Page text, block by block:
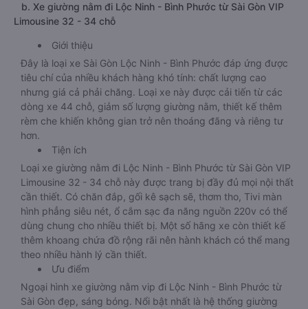
b. Xe giường nằm đi Lộc Ninh - Bình Phước từ Sài Gòn VIP
Limousine 32 - 34 chỗ
Giới thiệu
Đây là loại xe Sài Gòn Lộc Ninh - Bình Phước đáp ứng được
tiêu chí của nhiều khách hàng khó tính: chất lượng cao
nhưng giá cả phải chăng. Loại xe này được cải tiến từ các
dòng xe 44 chỗ, giảm số lượng giường nằm, thiết kế thêm
rèm che khiến không gian trở nên thoáng đãng và riêng tư
hơn.
Tiện ích
Loại xe giường nằm đi Lộc Ninh - Bình Phước từ Sài Gòn VIP
Limousine 32 - 34 chỗ này được trang bị đầy đủ mọi nội thất
cần thiết. Có chăn đắp, gối kê sạch sẽ, thơm tho, Tivi màn
hình phẳng siêu nét, ổ cắm sạc đa năng nguồn 220v có thể
dùng chung cho nhiều thiết bị. Một số hãng xe còn thiết kế
thêm khoang chứa đồ rộng rãi nên hành khách có thể mang
theo nhiều hành lý cần thiết.
Ưu điểm
Ngoại hình xe giường nằm vip đi Lộc Ninh - Bình Phước từ
Sài Gòn đẹp, sáng bóng. Nổi bật nhất là hệ thống giường